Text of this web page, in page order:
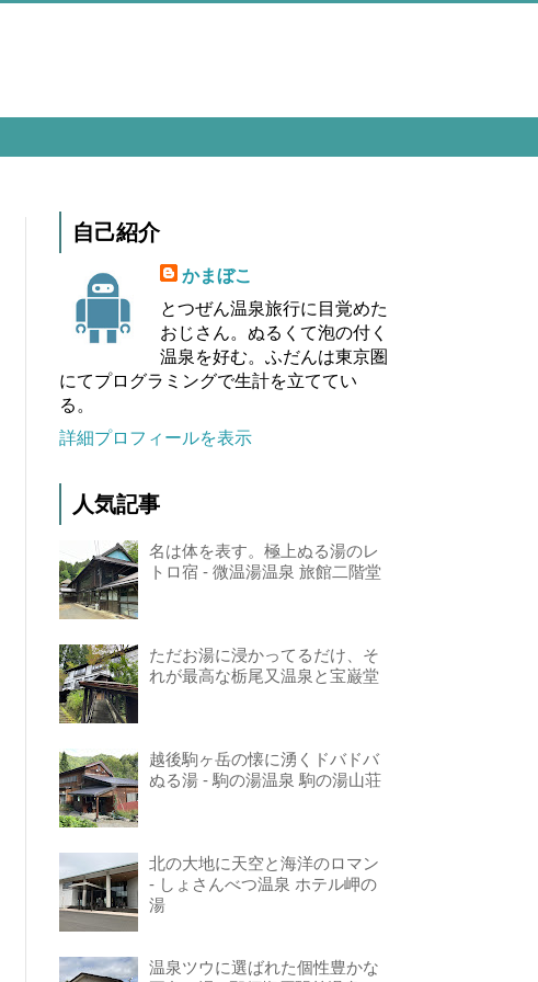
自己紹介
かまぼこ
とつぜん温泉旅行に目覚めた
おじさん。ぬるくて泡の付く
温泉を好む。ふだんは東京圏
にてプログラミングで生計を立ててい
る。
詳細プロフィールを表示
人気記事
名は体を表す。極上ぬる湯のレ
トロ宿 - 微温湯温泉 旅館二階堂
ただお湯に浸かってるだけ、そ
れが最高な栃尾又温泉と宝巌堂
越後駒ヶ岳の懐に湧くドバドバ
ぬる湯 - 駒の湯温泉 駒の湯山荘
北の大地に天空と海洋のロマン
- しょさんべつ温泉 ホテル岬の
湯
温泉ツウに選ばれた個性豊かな